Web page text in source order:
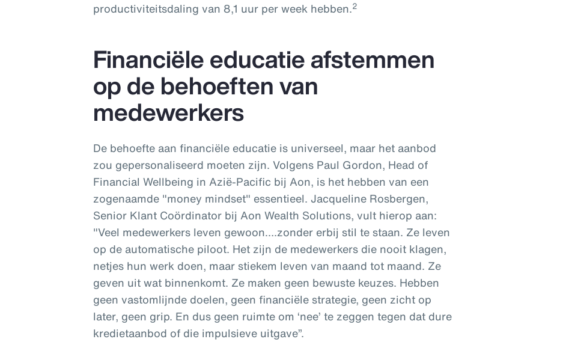
productiviteitsdaling van 8,1 uur per week hebben.2
Financiële educatie afstemmen
op de behoeften van
medewerkers
De behoefte aan financiële educatie is universeel, maar het aanbod
zou gepersonaliseerd moeten zijn. Volgens Paul Gordon, Head of
Financial Wellbeing in Azië-Pacific bij Aon, is het hebben van een
zogenaamde "money mindset" essentieel. Jacqueline Rosbergen,
Senior Klant Coördinator bij Aon Wealth Solutions, vult hierop aan:
"Veel medewerkers leven gewoon….zonder erbij stil te staan. Ze leven
op de automatische piloot. Het zijn de medewerkers die nooit klagen,
netjes hun werk doen, maar stiekem leven van maand tot maand. Ze
geven uit wat binnenkomt. Ze maken geen bewuste keuzes. Hebben
geen vastomlijnde doelen, geen financiële strategie, geen zicht op
later, geen grip. En dus geen ruimte om ‘nee’ te zeggen tegen dat dure
kredietaanbod of die impulsieve uitgave”.